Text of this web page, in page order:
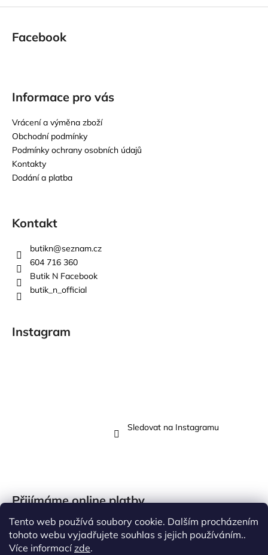
Tento web používá soubory cookie. Dalším procházením
tohoto webu vyjadřujete souhlas s jejich používáním..
Více informacízde.
Facebook
Informace pro vás
Vrácení a výměna zboží
Obchodní podmínky
Podmínky ochrany osobních údajů
Kontakty
Dodání a platba
Kontakt
butikn@seznam.cz
604 716 360
Butik N Facebook
butik_n_official
Instagram
Sledovat na Instagramu
Přijímáme online platby